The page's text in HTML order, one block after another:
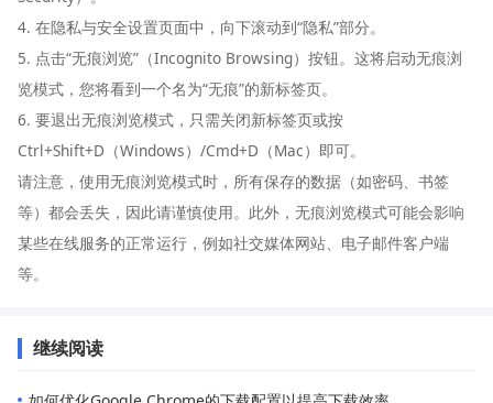
4. 在隐私与安全设置页面中，向下滚动到“隐私”部分。
5. 点击“无痕浏览”（Incognito Browsing）按钮。这将启动无痕浏
览模式，您将看到一个名为“无痕”的新标签页。
6. 要退出无痕浏览模式，只需关闭新标签页或按
Ctrl+Shift+D（Windows）/Cmd+D（Mac）即可。
请注意，使用无痕浏览模式时，所有保存的数据（如密码、书签
等）都会丢失，因此请谨慎使用。此外，无痕浏览模式可能会影响
某些在线服务的正常运行，例如社交媒体网站、电子邮件客户端
等。
继续阅读